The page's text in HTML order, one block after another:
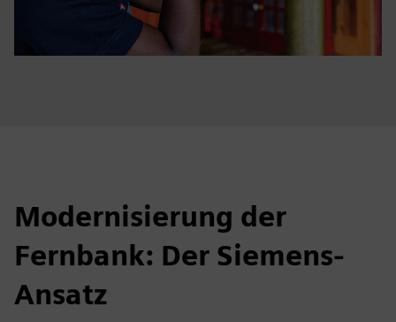
Modernisierung der
Fernbank: Der Siemens-
Ansatz